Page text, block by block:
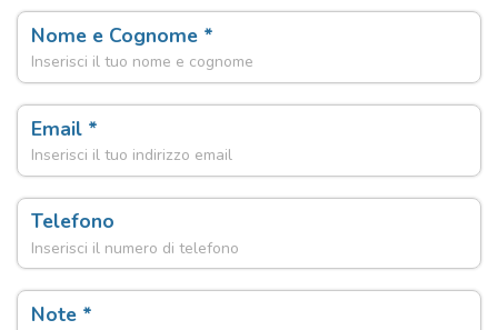
Nome e Cognome *
Email *
Telefono
Note *